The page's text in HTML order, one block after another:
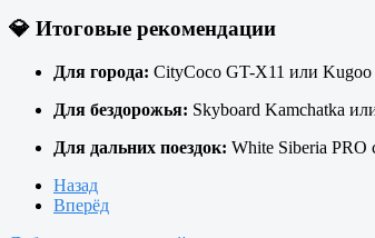
💎 Итоговые рекомендации
Для города: CityCoco GT-X11 или
Для бездорожья: Skyboard Kamchatka
Для дальних поездок: White Siberia
Назад
Вперёд